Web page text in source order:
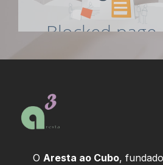
O Aresta ao Cubo,